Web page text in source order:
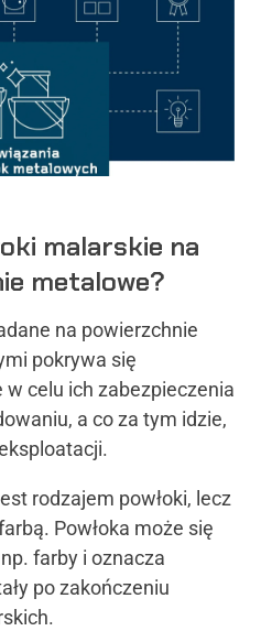
malarskie na
metalowe?
na powierzchnie
pokrywa się
celu ich zabezpieczenia
a co za tym idzie,
rodzajem powłoki, lecz
Powłoka może się
farby i oznacza
po zakończeniu